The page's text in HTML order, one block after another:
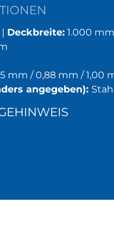
Deckbreite: 1.000 mm
mm / 0,88 mm / 1,00
angegeben):